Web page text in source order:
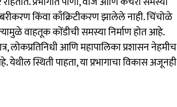
किंवा काँक्रिटीकरण झालेले नाही. चिंचोळे
वाहतूक कोंडीची समस्या निर्माण होत आहे.
लोकप्रतिनिधी आणि महापालिका प्रशासन नेहमीच
स्थिती पाहता, या प्रभागाचा विकास अजूनही